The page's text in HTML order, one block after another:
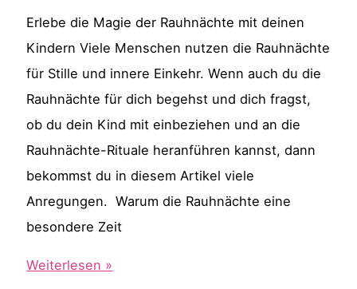
Erlebe die Magie der Rauhnächte mit deinen
Kindern Viele Menschen nutzen die Rauhnächte
für Stille und innere Einkehr. Wenn auch du die
Rauhnächte für dich begehst und dich fragst,
ob du dein Kind mit einbeziehen und an die
Rauhnächte-Rituale heranführen kannst, dann
bekommst du in diesem Artikel viele
Anregungen. Warum die Rauhnächte eine
besondere Zeit
Erlebe
Weiterlesen »